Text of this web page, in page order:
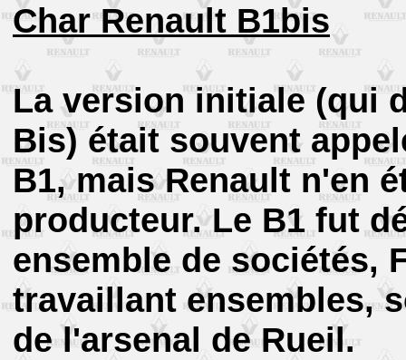
Char Renault B1bis
La version initiale (qui
Bis) était souvent
B1, mais Renault n'en
producteur. Le B1 fut
ensemble de sociétés,
travaillant ensembles,
de l'arsenal de Rueil.